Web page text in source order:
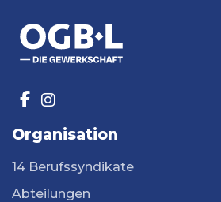
Organisation
14 Berufssyndikate
Abteilungen